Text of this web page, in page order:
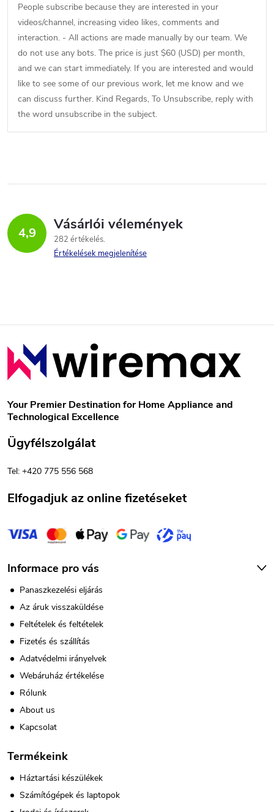
g
e
l
s
People subscribe because they are interested in your
videos/channel, increasing video likes, comments and
interaction. - All actions are made manually by our team. We
do not use any bots. The price is just $60 (USD) per month,
and we can start immediately. If you are interested and would
like to see some of our previous work, let me know and we
can discuss further. Kind Regards, To Unsubscribe, reply with
the word unsubscribe in the subject.
4,9 Vásárlói vélemények
282 értékelés
Értékelések megjelenítése
L
á
b
é
c
Your Premier Destination for Home Appliance and
Technological Excellence
Ügyfélszolgálat
Tel: +420 775 556 568
Elfogadjuk az online fizetéseket
Informace pro vás
Panaszkezelési eljárás
Az áruk visszaküldése
Feltételek és feltételek
Fizetés és szállítás
Adatvédelmi irányelvek
Webáruház értékelése
Rólunk
About us
Kapcsolat
Termékeink
Háztartási készülékek
Számítógépek és laptopok